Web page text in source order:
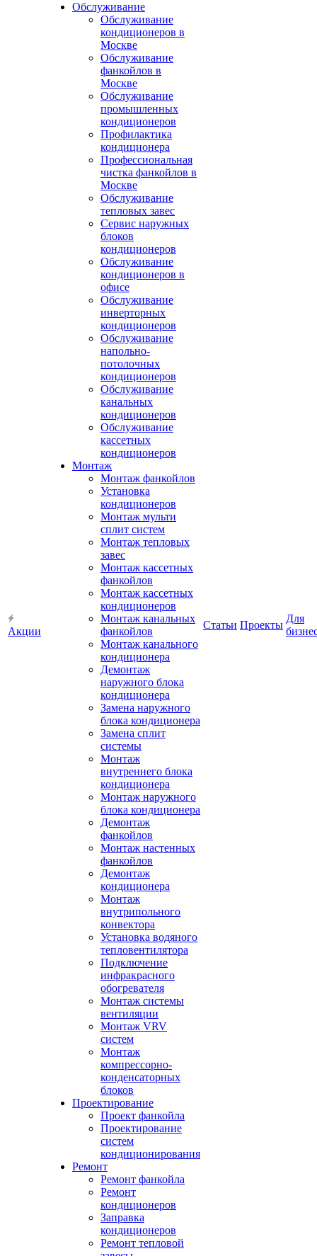
Акции
Обслуживание
Обслуживание
кондиционеров в
Москве
Обслуживание
фанкойлов в
Москве
Обслуживание
промышленных
кондиционеров
Профилактика
кондиционера
Профессиональная
чистка фанкойлов в
Москве
Обслуживание
тепловых завес
Сервис наружных
блоков
кондиционеров
Обслуживание
кондиционеров в
офисе
Обслуживание
инверторных
кондиционеров
Обслуживание
напольно-
потолочных
кондиционеров
Обслуживание
канальных
кондиционеров
Обслуживание
кассетных
кондиционеров
Монтаж
Монтаж фанкойлов
Установка
кондиционеров
Монтаж мульти
сплит систем
Монтаж тепловых
завес
Монтаж кассетных
фанкойлов
Монтаж кассетных
кондиционеров
Монтаж канальных
фанкойлов
Монтаж канального
кондиционера
Демонтаж
наружного блока
кондиционера
Замена наружного
блока кондиционера
Замена сплит
системы
Монтаж
внутреннего блока
кондиционера
Монтаж наружного
блока кондиционера
Демонтаж
фанкойлов
Монтаж настенных
фанкойлов
Демонтаж
кондиционера
Монтаж
внутрипольного
конвектора
Установка водяного
тепловентилятора
Подключение
инфракрасного
обогревателя
Монтаж системы
вентиляции
Монтаж VRV
систем
Монтаж
компрессорно-
конденсаторных
блоков
Проектирование
Проект фанкойла
Проектирование
систем
кондиционирования
Ремонт
Ремонт фанкойла
Ремонт
кондиционеров
Заправка
кондиционеров
Ремонт тепловой
Статьи Проекты
Для